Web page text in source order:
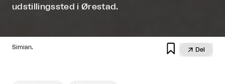
udstillingssted i Ørestad.
Simian.   Del